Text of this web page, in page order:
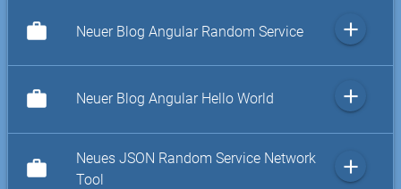
work Neuer Blog Angular Random Service add
work Neuer Blog Angular Hello World add
work
Neues JSON Random Service Network
Tool
add